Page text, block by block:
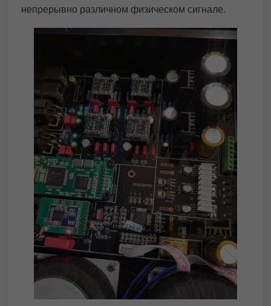
непрерывно различном физическом сигнале.